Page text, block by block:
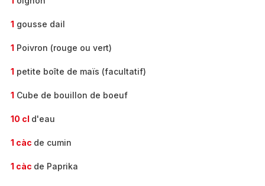
1 gousse dail
1 Poivron (rouge ou vert)
1 petite boîte de maïs (facultatif)
1 Cube de bouillon de boeuf
10 cl d'eau
1 càc de cumin
1 càc de Paprika